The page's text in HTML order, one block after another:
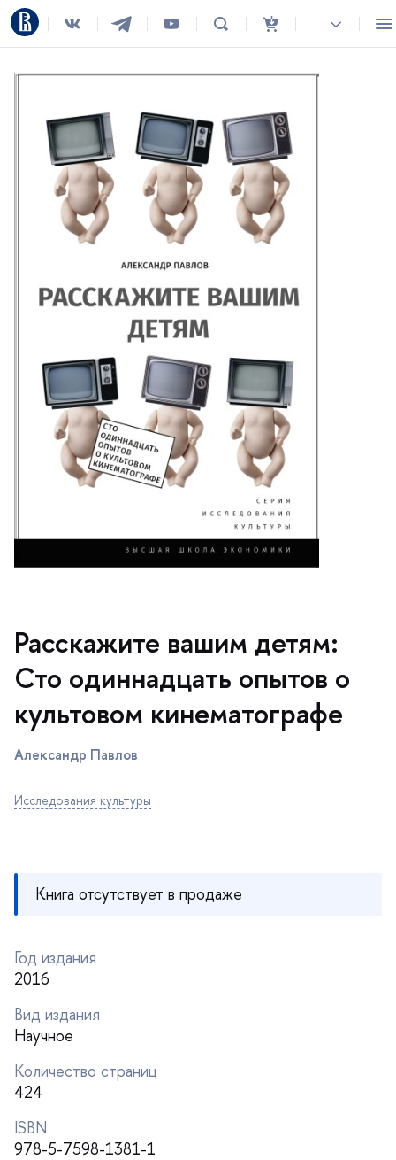
Расскажите вашим детям:
Сто одиннадцать опытов о
культовом кинематографе
Александр Павло
Исследования культуры
Книга отсутствует в продаже
Год издания
2016
ид издания
Научное
Количество страниц
424
ISBN
978-5-7598-1381-1